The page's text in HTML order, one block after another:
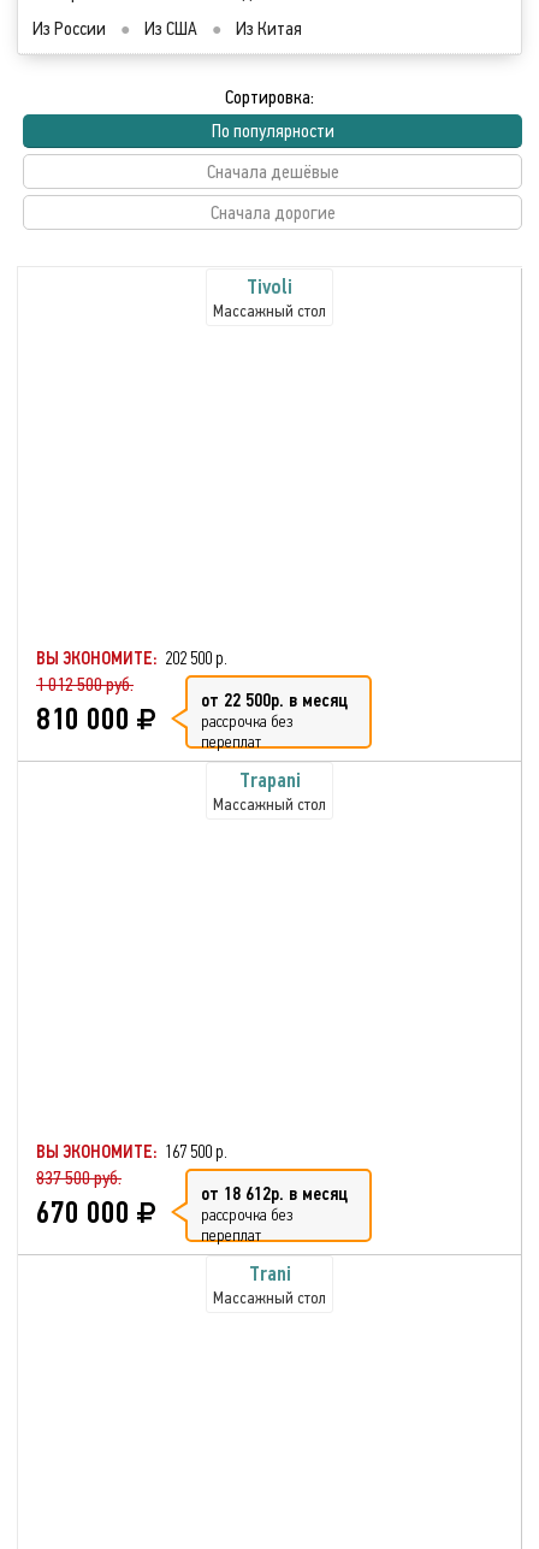
Из России
● Из США ● Из Китая
Сортировка:
По популярности
Сначала дешёвые
Сначала дорогие
Tivoli
Массажный стол
ВЫ ЭКОНОМИТЕ: 202 500 р.
1 012 500 руб.
810 000 от 22 500р. в месяц
рассрочка без
переплат
Trapani
Массажный стол
ВЫ ЭКОНОМИТЕ: 167 500 р.
837 500 руб.
670 000 от 18 612р. в месяц
рассрочка без
переплат
Trani
Массажный стол